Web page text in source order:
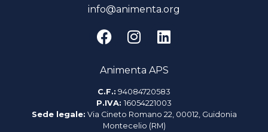
info@animenta.org
Animenta APS
C.F.: 94084720583
P.IVA: 16054221003
Sede legale: Via Cineto Romano 22, 00012, Guidonia
Montecelio (RM)